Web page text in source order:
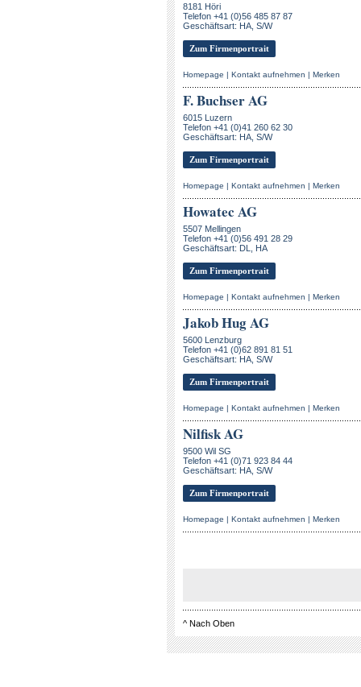
8181 Höri
Telefon +41 (0)56 485 87 87
Geschäftsart: HA, S/W
Zum Firmenportrait
Homepage | Kontakt aufnehmen | Merken
F. Buchser AG
6015 Luzern
Telefon +41 (0)41 260 62 30
Geschäftsart: HA, S/W
Zum Firmenportrait
Homepage | Kontakt aufnehmen | Merken
Howatec AG
5507 Mellingen
Telefon +41 (0)56 491 28 29
Geschäftsart: DL, HA
Zum Firmenportrait
Homepage | Kontakt aufnehmen | Merken
Jakob Hug AG
5600 Lenzburg
Telefon +41 (0)62 891 81 51
Geschäftsart: HA, S/W
Zum Firmenportrait
Homepage | Kontakt aufnehmen | Merken
Nilfisk AG
9500 Wil SG
Telefon +41 (0)71 923 84 44
Geschäftsart: HA, S/W
Zum Firmenportrait
Homepage | Kontakt aufnehmen | Merken
^ Nach Oben